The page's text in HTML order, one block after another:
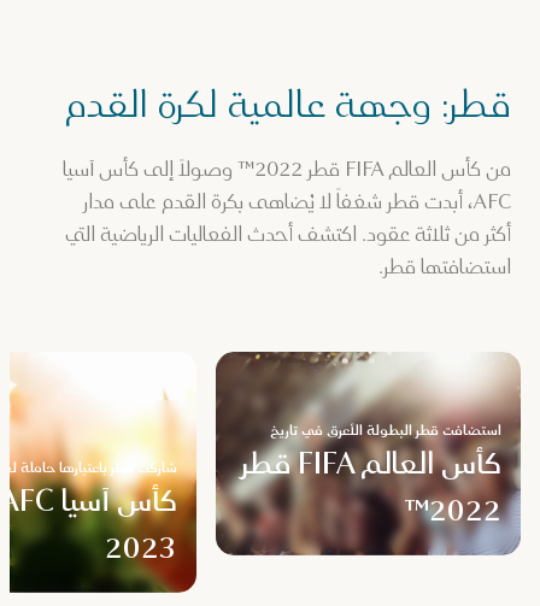
قطر: وجهة عالمية لكرة القدم
من كأس العالم FIFA قطر 2022™ وصولاً إلى كأس آسيا
AFC، أبدت قطر شغفاً لا يُضاهى بكرة القدم على مدار
أكثر من ثلاثة عقود. اكتشف أحدث الفعاليات الرياضية التي
استضافتها قطر.
استضافت قطر البطولة الأعرق في تاريخ
اللعبة وهي كأس العالم FIFA قطر 2022™.
كأس العالم FIFA قطر
2022™
شاركت قطر باعتبارها حاملة
2023